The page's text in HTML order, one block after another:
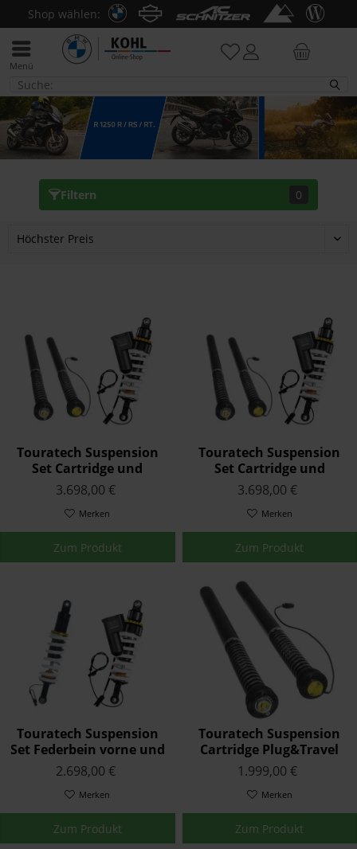
Shop wählen:
Menü
R 1250 R / RS / RT
Filtern 0
Touratech Suspension
Set Cartridge und
Federbein Plug&Travel
für BMW R1250RS (2018-)
3.698,00 €
Merken
Zum Produkt
Touratech Suspension
Set Cartridge und
Federbein Plug&Travel
für BMW R1250R (2018-)
3.698,00 €
Merken
Zum Produkt
Touratech Suspension
Set Federbein vorne und
hinten Plug&Travel für
BMW R1250RT (2018-)
2.698,00 €
Merken
Zum Produkt
Touratech Suspension
Cartridge Plug&Travel
für BMW R1250R (2018-)
1.999,00 €
Merken
Zum Produkt